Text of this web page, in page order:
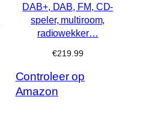
DAB+, DAB, FM, CD-
speler, multiroom,
radiowekker…
€219.99
Controleer op
Amazon